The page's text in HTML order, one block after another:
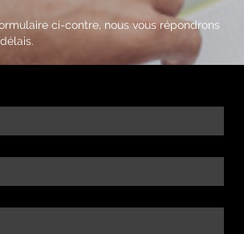
ci-contre, nous vous répondrons